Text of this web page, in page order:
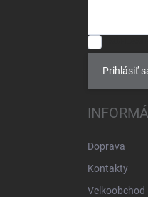
Prihlásiť
Doprava
Kontakty
Velkoobchod